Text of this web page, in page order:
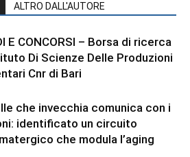
ALTRO DALL'AUTORE
E CONCORSI – Borsa di ricerca
Di Scienze Delle Produzioni
Cnr di Bari
che invecchia comunica con i
identificato un circuito
che modula l’aging